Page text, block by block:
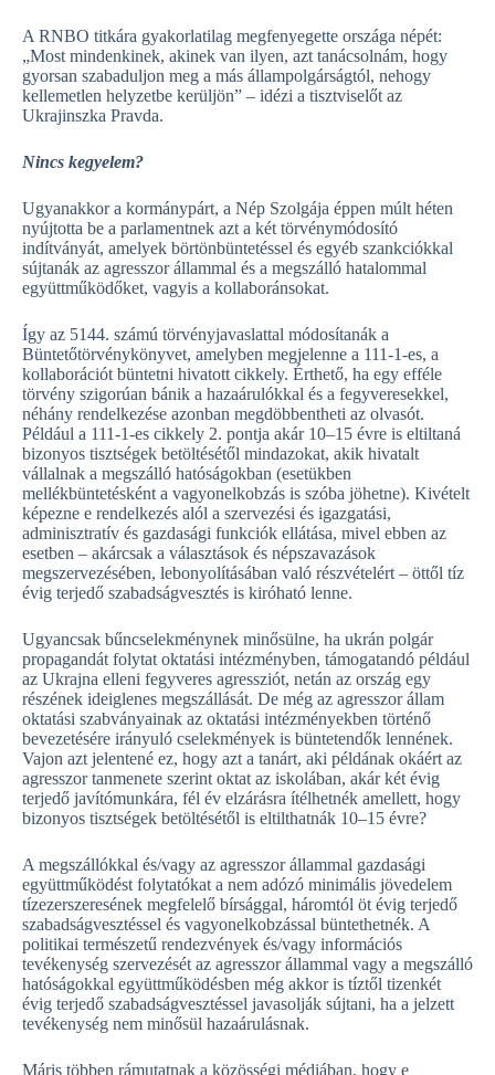
A RNBO titkára gyakorlatilag megfenyegette országa népét:
„Most mindenkinek, akinek van ilyen, azt tanácsolnám, hogy
gyorsan szabaduljon meg a más állampolgárságtól, nehogy
kellemetlen helyzetbe kerüljön” – idézi a tisztviselőt az
Ukrajinszka Pravda.
Nincs kegyelem?
Ugyanakkor a kormánypárt, a Nép Szolgája éppen múlt héten
nyújtotta be a parlamentnek azt a két törvénymódosító
indítványát, amelyek börtönbüntetéssel és egyéb szankciókkal
sújtanák az agresszor állammal és a megszálló hatalommal
együttműködőket, vagyis a kollaboránsokat.
Így az 5144. számú törvényjavaslattal módosítanák a
Büntetőtörvénykönyvet, amelyben megjelenne a 111-1-es, a
kollaborációt büntetni hivatott cikkely. Érthető, ha egy efféle
törvény szigorúan bánik a hazaárulókkal és a fegyveresekkel,
néhány rendelkezése azonban megdöbbentheti az olvasót.
Például a 111-1-es cikkely 2. pontja akár 10–15 évre is eltiltaná
bizonyos tisztségek betöltésétől mindazokat, akik hivatalt
vállalnak a megszálló hatóságokban (esetükben
mellékbüntetésként a vagyonelkobzás is szóba jöhetne). Kivételt
képezne e rendelkezés alól a szervezési és igazgatási,
adminisztratív és gazdasági funkciók ellátása, mivel ebben az
esetben – akárcsak a választások és népszavazások
megszervezésében, lebonyolításában való részvételért – öttől tíz
évig terjedő szabadságvesztés is kiróható lenne.
Ugyancsak bűncselekménynek minősülne, ha ukrán polgár
propagandát folytat oktatási intézményben, támogatandó például
az Ukrajna elleni fegyveres agressziót, netán az ország egy
részének ideiglenes megszállását. De még az agresszor állam
oktatási szabványainak az oktatási intézményekben történő
bevezetésére irányuló cselekmények is büntetendők lennének.
Vajon azt jelentené ez, hogy azt a tanárt, aki példának okáért az
agresszor tanmenete szerint oktat az iskolában, akár két évig
terjedő javítómunkára, fél év elzárásra ítélhetnék amellett, hogy
bizonyos tisztségek betöltésétől is eltilthatnák 10–15 évre?
A megszállókkal és/vagy az agresszor állammal gazdasági
együttműködést folytatókat a nem adózó minimális jövedelem
tízezerszeresének megfelelő bírsággal, háromtól öt évig terjedő
szabadságvesztéssel és vagyonelkobzással büntethetnék. A
politikai természetű rendezvények és/vagy információs
tevékenység szervezését az agresszor állammal vagy a megszálló
hatóságokkal együttműködésben még akkor is tíztől tizenkét
évig terjedő szabadságvesztéssel javasolják sújtani, ha a jelzett
tevékenység nem minősül hazaárulásnak.
Máris többen rámutatnak a közösségi médiában, hogy e